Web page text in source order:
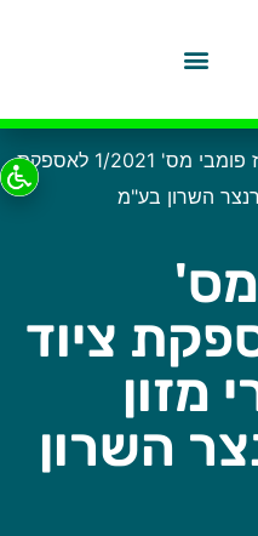
מכרז פומבי מס' 1/2021 לאספקת
השרון בע"מ
מס'
לאספקת ציוד
מזון
השרון